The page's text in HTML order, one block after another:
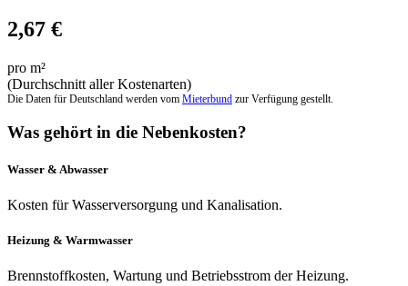
2,67 €
pro m²
(Durchschnitt aller Kostenarten)
Die Daten für Deutschland werden vom Mieterbund zur Verfügung gestellt.
Was gehört in die Nebenkosten?
Wasser & Abwasser
Kosten für Wasserversorgung und Kanalisation.
Heizung & Warmwasser
Brennstoffkosten, Wartung und Betriebsstrom der Heizung.